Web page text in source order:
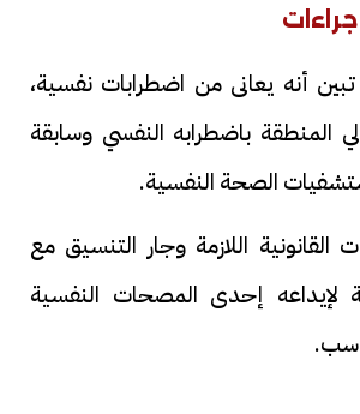
أنه يعانى من اضطرابات نفسية،
المنطقة باضطرابه النفسي وسابقة
الصحة النفسية.
القانونية اللازمة وجار التنسيق مع
لإيداعه إحدى المصحات النفسية